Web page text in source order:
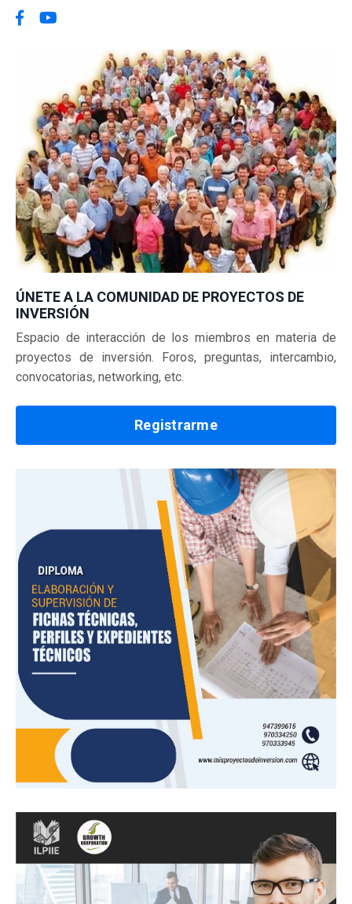
ÚNETE A LA COMUNIDAD DE PROYECTOS DE
INVERSIÓN
Espacio de interacción de los miembros en materia de
proyectos de inversión. Foros, preguntas, intercambio,
convocatorias, networking, etc.
Registrarme